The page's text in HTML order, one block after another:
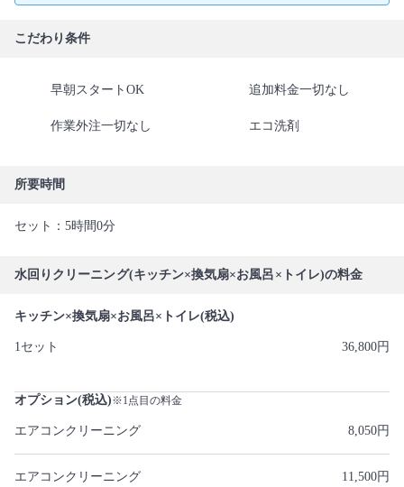
こだわり条件
早朝スタートOK 追加料金一切なし
作業外注一切なし エコ洗剤
所要時間
セット：5時間0分
水回りクリーニング(キッチン×換気扇×お風呂×トイレ)の料金
キッチン×換気扇×お風呂×トイレ(税込)
1セット 36,800円
オプション(税込)※1点目の料金
エアコンクリーニング 8,050円
エアコンクリーニング 11,500円